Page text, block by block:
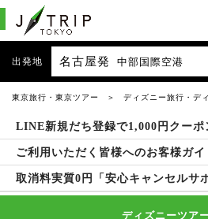
出発地 名古屋発 中部国際空港
東京旅行・東京ツアー ディズニー旅行・デ
LINE新規だち登録で1,000円クーポ
ご利用いただく皆様へのお客様ガイ
取消料実質0円「安心キャンセルサ
ディズニーツア